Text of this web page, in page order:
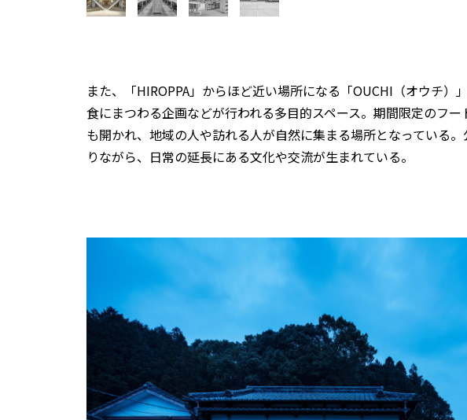
また、「HIROPPA」からほど近い場所になる「OUCHI（オウチ）
食にまつわる企画などが行われる多目的スペース。期間限定のフ
も開かれ、地域の人や訪れる人が自然に集まる場所となっている
りながら、日常の延長にある文化や交流が生まれている。